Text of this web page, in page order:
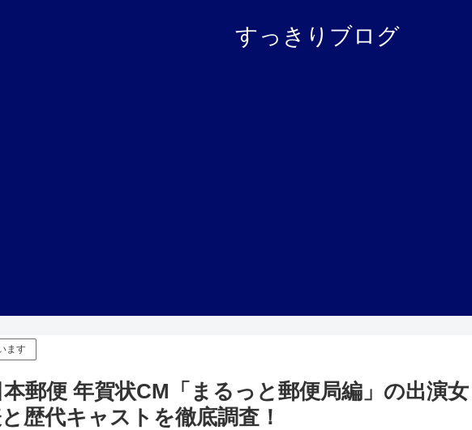
すっきりブログ
ます
本郵便 年賀状CM「まるっと郵便局編」の出演女
歴代キャストを徹底調査！